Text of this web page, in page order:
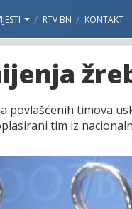
RTV BN KONTAKT
povlašćenih timova
tim iz